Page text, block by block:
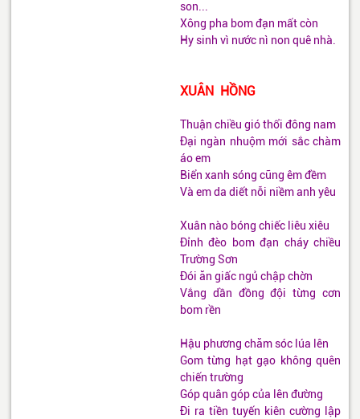
son...
Xông pha bom đạn mất còn
Hy sinh vì nước nì non quê nhà.
XUÂN HỒNG
Thuận chiều gió thổi đông nam
Đại ngàn nhuộm mới sắc chàm
áo em
Biển xanh sóng cũng êm đềm
Và em da diết nỗi niềm anh yêu
Xuân nào bóng chiếc liêu xiêu
Đỉnh đèo bom đạn cháy chiều
Trường Sơn
Đói ăn giấc ngủ chập chờn
Vắng dần đồng đội từng cơn
bom rền
Hậu phương chăm sóc lúa lên
Gom từng hạt gạo không quên
chiến trường
Góp quân góp của lên đường
Đi ra tiền tuyến kiên cường lập